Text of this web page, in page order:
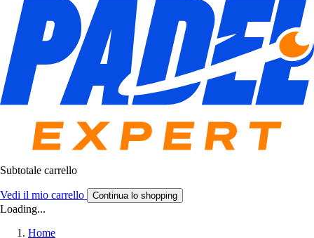
Subtotale carrello
Vedi il mio carrello Continua lo shopping
Loading...
Home